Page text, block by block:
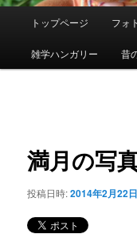
メ
メ
イ
ン
テ
ン
トップページ フォ
雑学ハンガリー 昔
満月の写
投稿日時:2014年2月22日